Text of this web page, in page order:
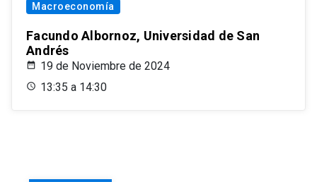
Macroeconomía
Facundo Albornoz, Universidad de San
Andrés
19 de Noviembre de 2024
13:35 a 14:30